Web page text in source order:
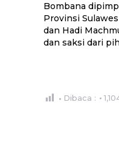
Bombana
Provinsi
dan Hadi
dan saksi dari
Dibaca :